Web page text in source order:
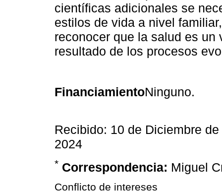
científicas adicionales se
estilos de vida a nivel
reconocer que la salud es
resultado de los procesos
FinanciamientoNinguno.
Recibido: 10 de Diciembre
2024
* Correspondencia: Miguel
Conflicto de intereses